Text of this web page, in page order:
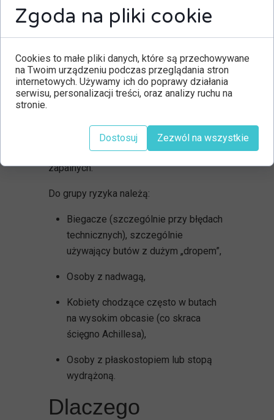
Co więcej, problem może zaczynać się
znacznie wyżej. Osłabionemięśnie
pośladków(szczególnie pośladkowy
wielki) nie stabilizują odpowiednio
miednicy i nogi podczas chodu, co
Organizm nie radzi sobie z obciążeniami,
co prowadzi do mikrourazów i stanów
zapalnych.
Do grupy ryzyka należą:
Biegacze (szczególnie przy błędach
technicznych), szczególnie
używający butów z dużym „dropem”,
Osoby z nadwagą,
Kobiety chodzące często w butach
na wysokim obcasie (co skraca
ścięgno Achillesa),
Osoby z płaskostopiem lub stopą
wydrążoną.
Dlaczego
Zgoda na pliki cookie
Cookies to małe pliki danych, które są przechowywane
na Twoim urządzeniu podczas przeglądania stron
internetowych. Używamy ich do poprawy działania
serwisu, personalizacji treści, oraz analizy ruchu na
stronie.
Dostosuj Zezwól na wszystkie